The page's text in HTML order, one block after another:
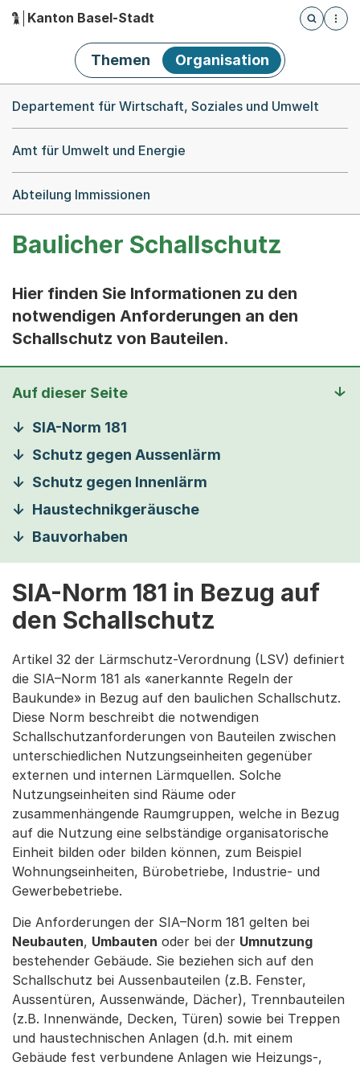
Hauptnavigation
Kanton Basel-Stadt
Öffnet
Themen Organisation
Departement für Wirtschaft, Soziales und Umwelt
Amt für Umwelt und Energie
Abteilung Immissionen
Baulicher Schallschutz
Hier finden Sie Informationen zu den
notwendigen Anforderungen an den
Schallschutz von Bauteilen.
Auf dieser Seite
SIA-Norm 181
Schutz gegen Aussenlärm
Schutz gegen Innenlärm
Haustechnikgeräusche
Bauvorhaben
SIA-Norm 181 in Bezug auf
den Schallschutz
Artikel 32 der Lärmschutz-Verordnung (LSV) definiert
die SIA–Norm 181 als «anerkannte Regeln der
Baukunde» in Bezug auf den baulichen Schallschutz.
Diese Norm beschreibt die notwendigen
Schallschutzanforderungen von Bauteilen zwischen
unterschiedlichen Nutzungseinheiten gegenüber
externen und internen Lärmquellen. Solche
Nutzungseinheiten sind Räume oder
zusammenhängende Raumgruppen, welche in Bezug
auf die Nutzung eine selbständige organisatorische
Einheit bilden oder bilden können, zum Beispiel
Wohnungseinheiten, Bürobetriebe, Industrie- und
Gewerbebetriebe.
Die Anforderungen der SIA–Norm 181 gelten bei
Neubauten, Umbauten oder bei der Umnutzung
bestehender Gebäude. Sie beziehen sich auf den
Schallschutz bei Aussenbauteilen (z.B. Fenster,
Aussentüren, Aussenwände, Dächer), Trennbauteilen
(z.B. Innenwände, Decken, Türen) sowie bei Treppen
und haustechnischen Anlagen (d.h. mit einem
Gebäude fest verbundene Anlagen wie Heizungs-,